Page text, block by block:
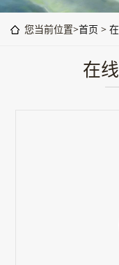
您当前位置>首页 >
在